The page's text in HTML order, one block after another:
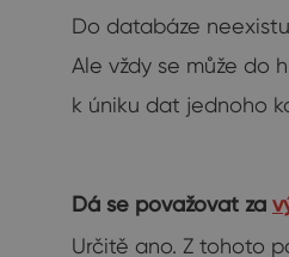
Do databáze
Ale vždy se může do
k úniku dat jednoho
Dá se považovat za
Určitě ano. Z tohoto